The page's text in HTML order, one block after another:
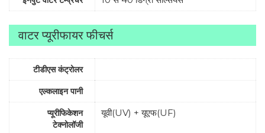
वाटर प्यूरीफायर फीचर्स
टीडीएस कंट्रोलर
एल्कलाइन पानी
प्यूरीफिकेशन
टेक्नोलॉजी
यूवी(UV) + यूएफ(UF)